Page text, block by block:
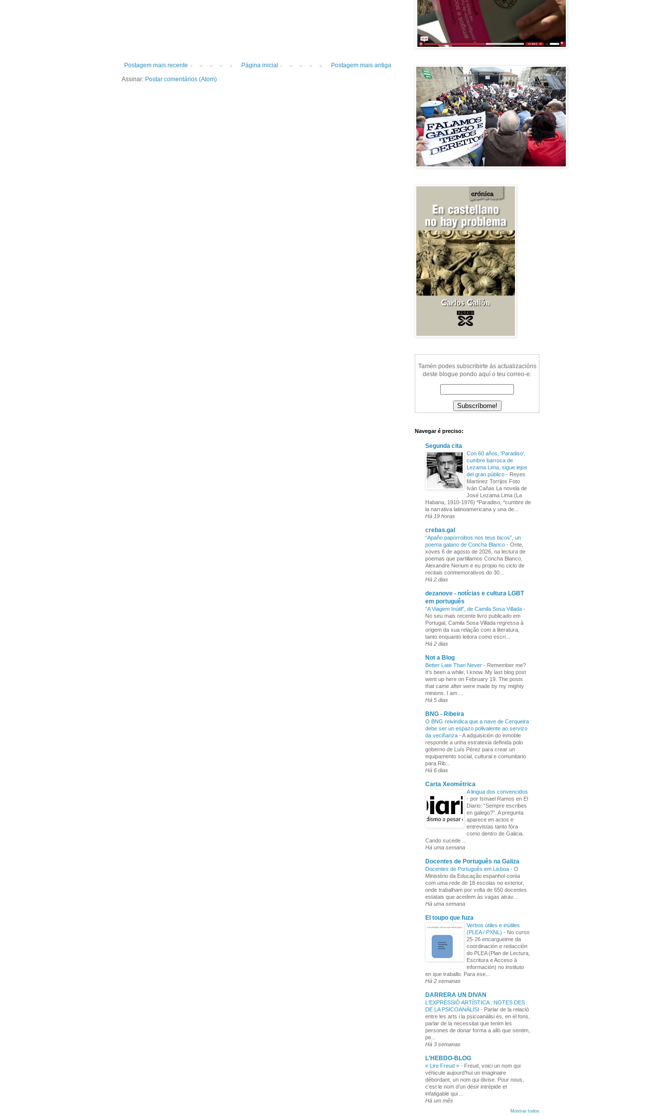
Postagem mais recente Postagem mais antiga
Página inicial
Assinar: Postar comentários (Atom)
Tamén podes subscribirte ás actualizacións
deste blogue pondo aquí o teu correo-e:
Navegar é preciso:
Segunda cita
Con 60 años, 'Paradiso',
cumbre barroca de
Lezama Lima, sigue lejos
del gran público - Reyes
Martínez Torrijos Foto
Iván Cañas La novela de
José Lezama Lima (La
Habana, 1910-1976) *Paradiso, *cumbre de
la narrativa latinoamericana y una de...
Há 19 horas
crebas.gal
“Apaño paporroibos nos teus bicos”, un
poema galano de Concha Blanco - Onte,
xoves 6 de agosto de 2026, na lectura de
poemas que partillamos Concha Blanco,
Alexandre Nerium e eu propio no ciclo de
recitais conmemorativos do 30...
Há 2 dias
dezanove - notícias e cultura LGBT
em português
“A Viagem Inútil”, de Camila Sosa Villada -
No seu mais recente livro publicado em
Portugal, Camila Sosa Villada regressa à
origem da sua relação com a literatura,
tanto enquanto leitora como escri...
Há 2 dias
Not a Blog
Better Late Than Never - Remember me?
It’s been a while, I know. My last blog post
went up here on February 19. The posts
that came after were made by my mighty
minions. I am ...
Há 5 dias
BNG - Ribeira
O BNG reivindica que a nave de Cerqueira
debe ser un espazo polivalente ao servizo
da veciñanza - A adquisición do inmoble
responde a unha estratexia definida polo
goberno de Luís Pérez para crear un
equipamento social, cultural e comunitario
para Rib...
Há 6 dias
Carta Xeométrica
A lingua dos convencidos
- por Ismael Ramos en El
Diario: “Sempre escribes
en galego?”. A pregunta
aparece en actos e
entrevistas tanto fóra
como dentro de Galicia.
Cando sucede ...
Há uma semana
Docentes de Português na Galiza
Docentes de Português em Lisboa - O
Ministério da Educação espanhol conta
com uma rede de 18 escolas no exterior,
onde trabalham por volta de 650 docentes
estatais que acedem às vagas atrav...
Há uma semana
El toupo que fuza
Verbos útiles e inútiles
(PLEA / PXNL) - No curso
25-26 encargueime da
coordinación e redacción
do PLEA (Plan de Lectura,
Escritura e Acceso á
información) no instituto
en que traballo. Para ese...
Há 2 semanas
DARRERA UN DIVAN
L'EXPRESSIÓ ARTÍSTICA : NOTES DES
DE LA PSICOANÀLISI - Parlar de la relació
entre les arts i la psicoanàlisi és, en el fons,
parlar de la necessitat que tenim les
persones de donar forma a allò que sentim,
pe...
Há 3 semanas
L'HEBDO-BLOG
« Lire Freud » - Freud, voici un nom qui
véhicule aujourd’hui un imaginaire
débordant, un nom qui divise. Pour nous,
c’est le nom d’un désir intrépide et
infatigable qui ...
Há um mês
Mostrar todos